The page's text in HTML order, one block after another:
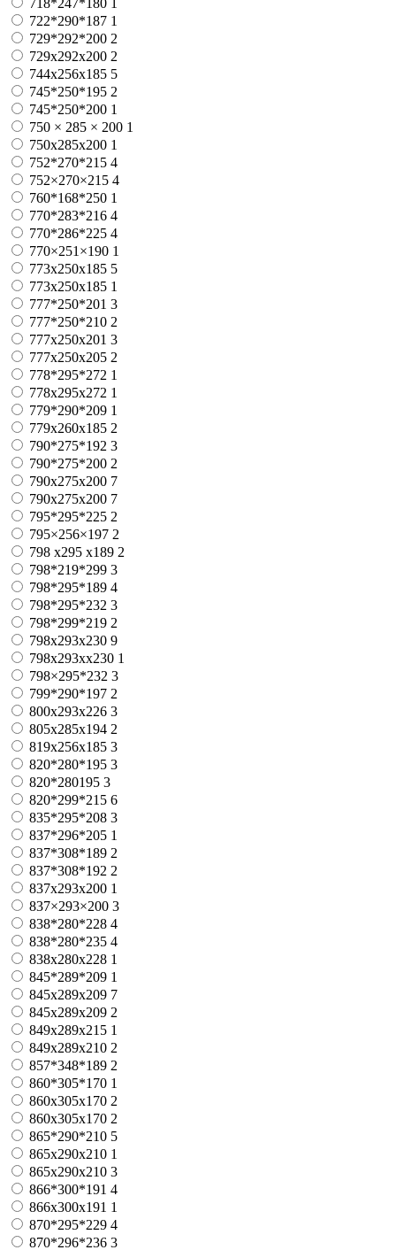
722*290*187 1
729*292*200 2
729х292х200 2
744x256x185 5
745*250*195 2
745*250*200 1
750 × 285 × 200 1
750х285х200 1
752*270*215 4
752×270×215 4
760*168*250 1
770*283*216 4
770*286*225 4
770×251×190 1
773x250x185 5
773х250х185 1
777*250*201 3
777*250*210 2
777x250x201 3
777х250х205 2
778*295*272 1
778x295x272 1
779*290*209 1
779х260х185 2
790*275*192 3
790*275*200 2
790x275x200 7
790х275х200 7
795*295*225 2
795×256×197 2
798 x295 x189 2
798*219*299 3
798*295*189 4
798*295*232 3
798*299*219 2
798x293x230 9
798x293xx230 1
798×295*232 3
799*290*197 2
800x293x226 3
805x285x194 2
819x256x185 3
820*280*195 3
820*280195 3
820*299*215 6
835*295*208 3
837*296*205 1
837*308*189 2
837*308*192 2
837x293x200 1
837×293×200 3
838*280*228 4
838*280*235 4
838x280x228 1
845*289*209 1
845x289x209 7
845х289х209 2
849x289x215 1
849х289х210 2
857*348*189 2
860*305*170 1
860x305x170 2
860х305х170 2
865*290*210 5
865x290x210 1
865х290х210 3
866*300*191 4
866х300х191 1
870*295*229 4
870*296*236 3